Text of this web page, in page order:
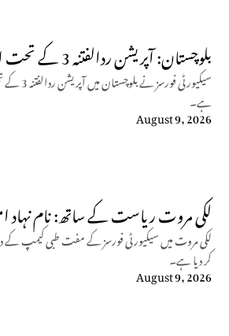
بلوچستان: آپریشن ردالفتنہ 3 کے تحت انٹیلی جنس بیسڈ کارروائیاں، 15 خوارج ہلاک
ہے۔
August 9, 2026
لکی مروت ریاست کے ساتھ: نام نہاد
لکی مروت میں سیکیورٹی فورسز کے مفت طبی کیمپ
کر دیا ہے۔
August 9, 2026